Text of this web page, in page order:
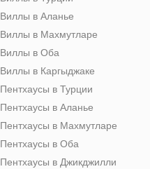
Виллы в Аланье
Виллы в Махмутларе
Виллы в Оба
Виллы в Каргыджаке
Пентхаусы в Турции
Пентхаусы в Аланье
Пентхаусы в Махмутларе
Пентхаусы в Оба
Пентхаусы в Джикджилли